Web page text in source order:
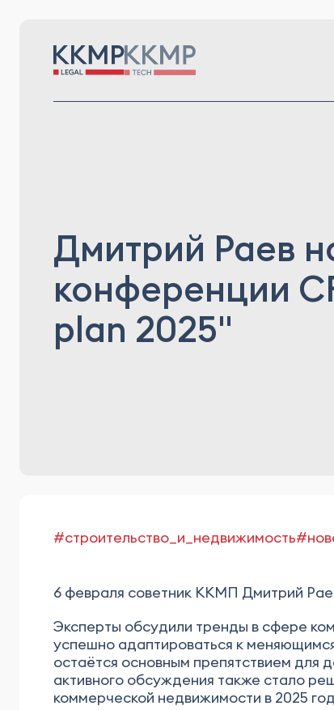
Дмитрий Раев
конференции
plan 2025"
#строительство_и_недвижимость
6 февраля советник ККМП Дмитрий
Эксперты обсудили тренды в сфере
успешно адаптироваться к
остаётся основным препятствием для
активного обсуждения также стало
коммерческой недвижимости в 2025